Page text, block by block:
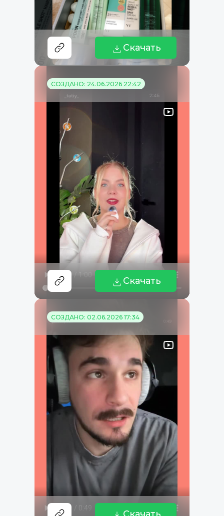
Скачать
СОЗДАНО: 24.06.2026 22:42
Скачать
СОЗДАНО: 02.06.2026 17:34